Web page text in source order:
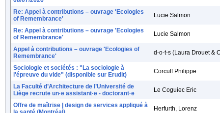
Re: Appel à contributions – ouvrage 'Ecologies
of Remembrance'
Lucie Salmon
Re: Appel à contributions – ouvrage 'Ecologies
of Remembrance'
Lucie Salmon
Appel à contributions – ouvrage 'Ecologies of
Remembrance'
d-o-t-s (Laura Drouet &
Sociologie et sociétés : "La sociologie à
l'épreuve du vide" (disponible sur Erudit)
Corcuff Philippe
La Faculté d’Architecture de l’Université de
Liège recrute un·e assistant·e - doctorant·e
Le Coguiec Eric
Offre de maîtrise | design de services appliqué à
Herfurth, Lorenz